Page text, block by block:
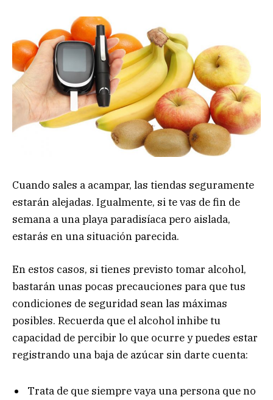
Cuando sales a acampar, las tiendas seguramente
estarán alejadas. Igualmente, si te vas de fin de
semana a una playa paradisíaca pero aislada,
estarás en una situación parecida.
En estos casos, si tienes previsto tomar alcohol,
bastarán unas pocas precauciones para que tus
condiciones de seguridad sean las máximas
posibles. Recuerda que el alcohol inhibe tu
capacidad de percibir lo que ocurre y puedes estar
registrando una baja de azúcar sin darte cuenta:
Trata de que siempre vaya una persona que no